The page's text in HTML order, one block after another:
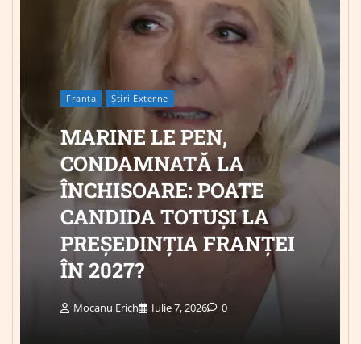
Franța Știri Externe
MARINE LE PEN,
CONDAMNATĂ LA
ÎNCHISOARE: POATE
CANDIDA TOTUȘI LA
PREȘEDINȚIA FRANȚEI
ÎN 2027?
Mocanu Erich Iulie 7, 2026 0